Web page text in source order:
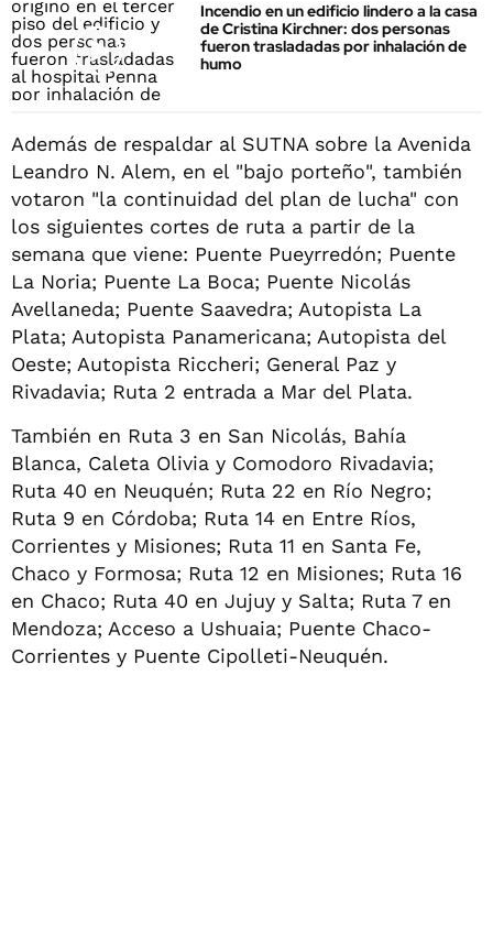
Incendio en un edificio lindero a la casa
de Cristina Kirchner: dos personas
fueron trasladadas por inhalación de
humo
Además de respaldar al SUTNA sobre la Avenida
Leandro N. Alem, en el "bajo porteño", también
votaron "la continuidad del plan de lucha" con
los siguientes cortes de ruta a partir de la
semana que viene: Puente Pueyrredón; Puente
La Noria; Puente La Boca; Puente Nicolás
Avellaneda; Puente Saavedra; Autopista La
Plata; Autopista Panamericana; Autopista del
Oeste; Autopista Riccheri; General Paz y
Rivadavia; Ruta 2 entrada a Mar del Plata.
También en Ruta 3 en San Nicolás, Bahía
Blanca, Caleta Olivia y Comodoro Rivadavia;
Ruta 40 en Neuquén; Ruta 22 en Río Negro;
Ruta 9 en Córdoba; Ruta 14 en Entre Ríos,
Corrientes y Misiones; Ruta 11 en Santa Fe,
Chaco y Formosa; Ruta 12 en Misiones; Ruta 16
en Chaco; Ruta 40 en Jujuy y Salta; Ruta 7 en
Mendoza; Acceso a Ushuaia; Puente Chaco-
Corrientes y Puente Cipolleti-Neuquén.